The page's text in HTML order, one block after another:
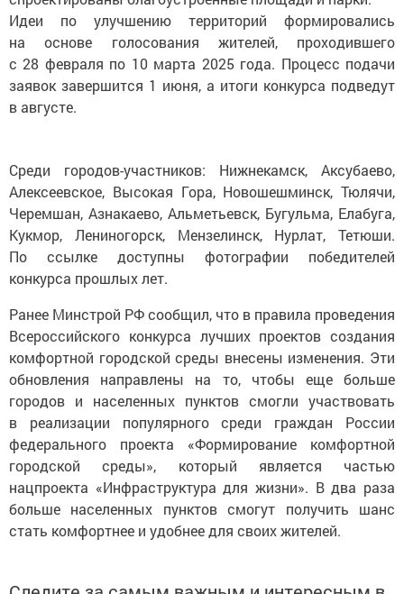
Идеи по улучшению территорий формировались
на основе голосования жителей, проходившего
с 28 февраля по 10 марта 2025 года. Процесс подачи
заявок завершится 1 июня, а итоги конкурса подведут
в августе.
Среди городов-участников: Нижнекамск, Аксубаево,
Алексеевское, Высокая Гора, Новошешминск, Тюлячи,
Черемшан, Азнакаево, Альметьевск, Бугульма, Елабуга,
Кукмор, Лениногорск, Мензелинск, Нурлат, Тетюши.
По ссылке доступны фотографии победителей
конкурса прошлых лет.
Ранее Минстрой РФ сообщил, что в правила проведения
Всероссийского конкурса лучших проектов создания
комфортной городской среды внесены изменения. Эти
обновления направлены на то, чтобы еще больше
городов и населенных пунктов смогли участвовать
в реализации популярного среди граждан России
федерального проекта «Формирование комфортной
городской среды», который является частью
нацпроекта «Инфраструктура для жизни». В два раза
больше населенных пунктов смогут получить шанс
стать комфортнее и удобнее для своих жителей.